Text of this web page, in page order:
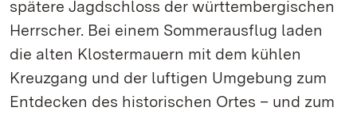
spätere Jagdschloss der württembergischen
Herrscher. Bei einem Sommerausflug laden
die alten Klostermauern mit dem kühlen
Kreuzgang und der luftigen Umgebung zum
Entdecken des historischen Ortes – und zum